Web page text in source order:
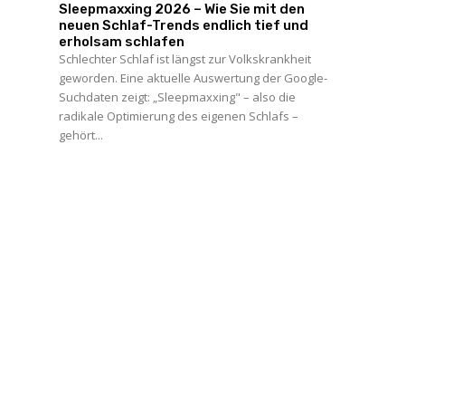
Sleepmaxxing 2026 – Wie Sie mit den
neuen Schlaf-Trends endlich tief und
erholsam schlafen
Schlechter Schlaf ist längst zur Volkskrankheit
geworden. Eine aktuelle Auswertung der Google-
Suchdaten zeigt: „Sleepmaxxing" – also die
radikale Optimierung des eigenen Schlafs –
gehört...